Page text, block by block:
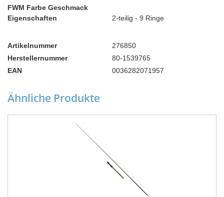
FWM Farbe Geschmack
Eigenschaften
2-teilig - 9 Ringe
Artikelnummer
276850
Herstellernummer
80-1539765
EAN
0036282071957
Ähnliche Produkte